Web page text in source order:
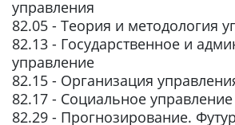
управления
82.05 - Теория и методология
82.13 - Государственное и
управление
82.15 - Организация
82.17 - Социальное управление
82.29 - Прогнозирование.